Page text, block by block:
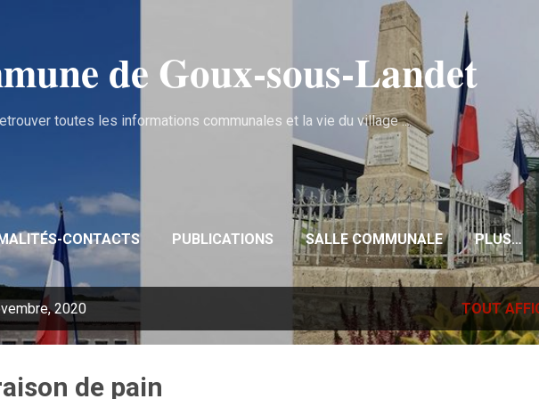
de Goux‑sous‑Landet
toutes les informations communales et la vie du village ...
CONTACTS PUBLICATIONS SALLE COMMUNALE PLUS…
2020 TOUT
de pain